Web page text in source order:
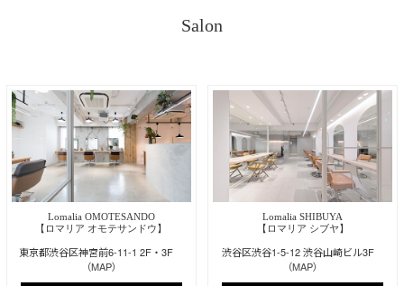
Salon
Lomalia OMOTESANDO
【ロマリア オモテサンドウ】
東京都渋谷区神宮前6-11-1 2F・3F
（MAP）
Lomalia SHIBUYA
【ロマリア シブヤ】
渋谷区渋谷1-5-12 渋谷山崎ビル3F
（MAP）